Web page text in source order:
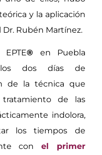
y la aplicación
Rubén Martínez.
® en Puebla
los dos días de
de la técnica que
de las
indolora,
los tiempos de
con el primer